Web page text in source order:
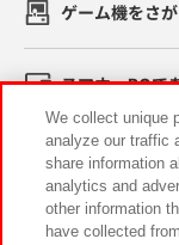
ゲーム機をさ
スマホ・PCで
イベント・キ
We collect unique
analyze our traffic
share information
analytics and
other information
have collected